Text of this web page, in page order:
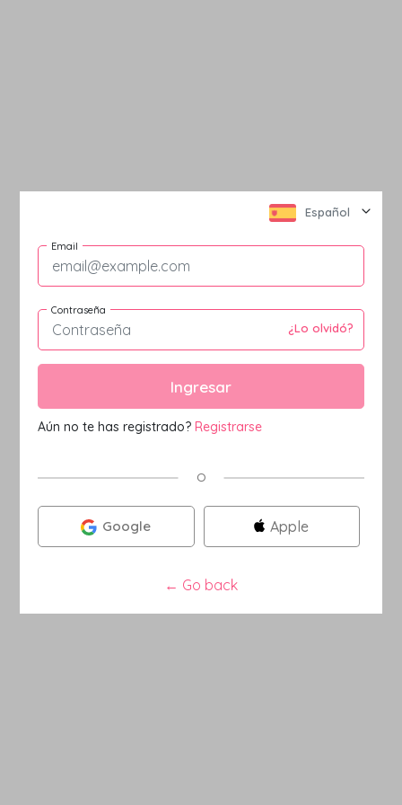
Español
Email
Contraseña
¿Lo olvidó?
Ingresar
Aún no te has registrado? Registrarse
O
Google Apple
← Go back